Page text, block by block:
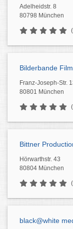
Adelheidstr. 8
80798 München
Bilderbande
Franz-Joseph-Str.
80801 München
Bittner
Hörwarthstr. 43
80804 München
black@white